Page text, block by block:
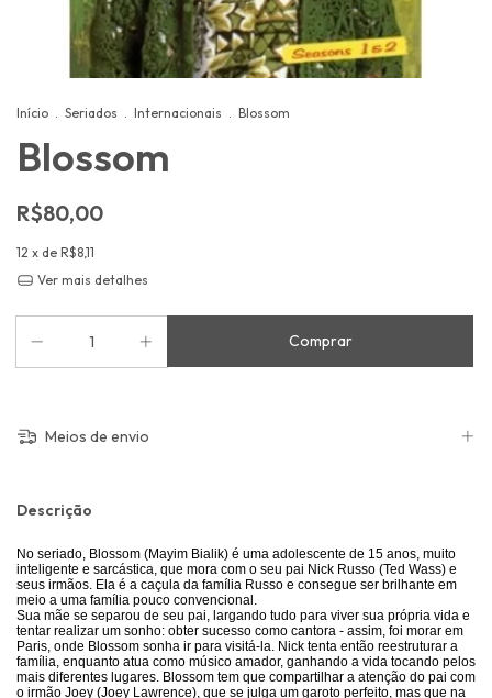
Início . Seriados . Internacionais . Blossom
Blossom
R$80,00
12 x de R$8,11
Ver mais detalhes
Meios de envio
Descrição
No seriado, Blossom (Mayim Bialik) é uma adolescente de 15 anos, muito
inteligente e sarcástica, que mora com o seu pai Nick Russo (Ted Wass) e
seus irmãos. Ela é a caçula da família Russo e consegue ser brilhante em
meio a uma família pouco convencional.
Sua mãe se separou de seu pai, largando tudo para viver sua própria vida e
tentar realizar um sonho: obter sucesso como cantora - assim, foi morar em
Paris, onde Blossom sonha ir para visitá-la. Nick tenta então reestruturar a
família, enquanto atua como músico amador, ganhando a vida tocando pelos
mais diferentes lugares. Blossom tem que compartilhar a atenção do pai com
o irmão Joey (Joey Lawrence), que se julga um garoto perfeito, mas que na